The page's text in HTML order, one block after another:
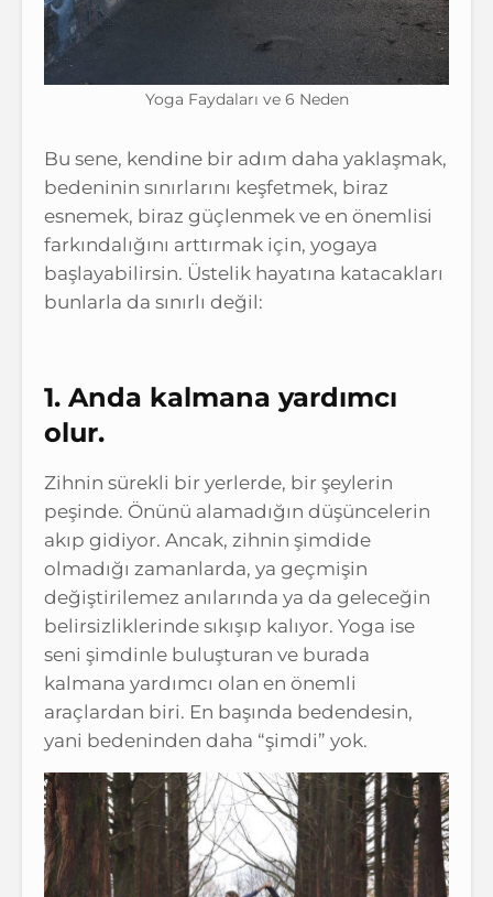
Yoga Faydaları ve 6 Neden
Bu sene, kendine bir adım daha yaklaşmak,
bedeninin sınırlarını keşfetmek, biraz
esnemek, biraz güçlenmek ve en önemlisi
farkındalığını arttırmak için, yogaya
başlayabilirsin. Üstelik hayatına katacakları
bunlarla da sınırlı değil:
1. Anda kalmana yardımcı
olur.
Zihnin sürekli bir yerlerde, bir şeylerin
peşinde. Önünü alamadığın düşüncelerin
akıp gidiyor. Ancak, zihnin şimdide
olmadığı zamanlarda, ya geçmişin
değiştirilemez anılarında ya da geleceğin
belirsizliklerinde sıkışıp kalıyor. Yoga ise
seni şimdinle buluşturan ve burada
kalmana yardımcı olan en önemli
araçlardan biri. En başında bedendesin,
yani bedeninden daha “şimdi” yok.